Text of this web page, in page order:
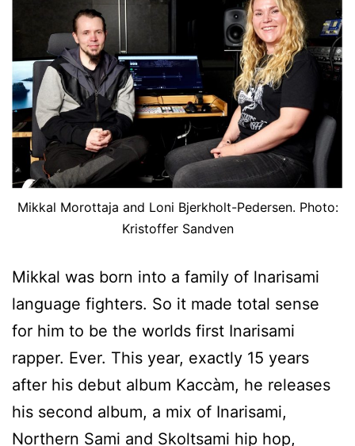
Mikkal Morottaja and Loni Bjerkholt-Pedersen. Photo:
Kristoffer Sandven
Mikkal was born into a family of lnarisami
language fighters. So it made total sense
for him to be the worlds first Inarisami
rapper. Ever. This year, exactly 15 years
after his debut album Kaccàm, he releases
his second album, a mix of Inarisami,
Northern Sami and Skoltsami hip hop,